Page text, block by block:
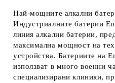
Най-мощните алкални
Индустриалните батерии
линия алкални батерии,
максимална мощност на
устройства. Батериите на
използват в много военни
специализирани клиники,